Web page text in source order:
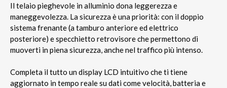
Il telaio pieghevole in alluminio dona leggerezza e
maneggevolezza. La sicurezza è una priorità: con il doppio
sistema frenante (a tamburo anteriore ed elettrico
posteriore) e specchietto retrovisore che permettono di
muoverti in piena sicurezza, anche nel traffico più intenso.
Completa il tutto un display LCD intuitivo che ti tiene
aggiornato in tempo reale su dati come velocità, batteria e